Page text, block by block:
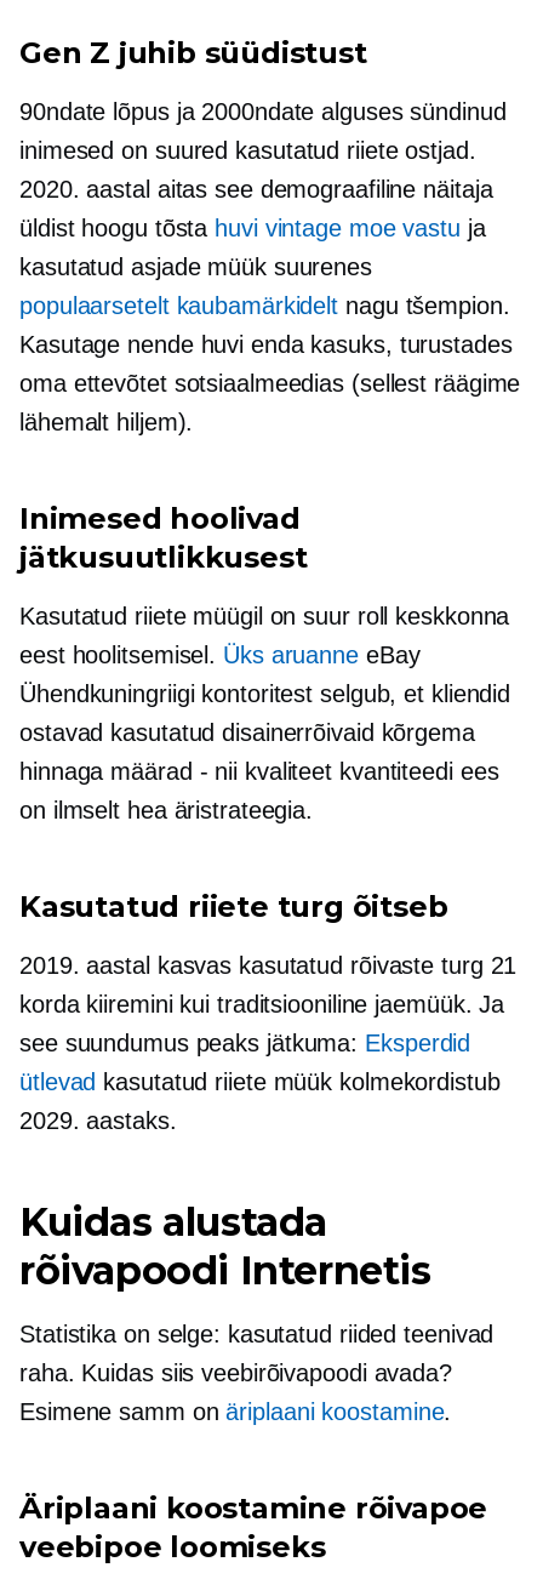
Gen Z juhib süüdistust
90ndate lõpus ja 2000ndate alguses sündinud
inimesed on suured kasutatud riiete ostjad.
2020. aastal aitas see demograafiline näitaja
üldist hoogu tõsta huvi vintage moe vastu ja
kasutatud asjade müük suurenes
populaarsetelt kaubamärkidelt nagu tšempion.
Kasutage nende huvi enda kasuks, turustades
oma ettevõtet sotsiaalmeedias (sellest räägime
lähemalt hiljem).
Inimesed hoolivad
jätkusuutlikkusest
Kasutatud riiete müügil on suur roll keskkonna
eest hoolitsemisel. Üks aruanneeBay
Ühendkuningriigi kontoritest selgub, et kliendid
ostavad kasutatud disainerrõivaid kõrgema
hinnaga määrad - nii kvaliteet kvantiteedi ees
on ilmselt hea äristrateegia.
Kasutatud riiete turg õitseb
2019. aastal kasvas kasutatud rõivaste turg 21
korda kiiremini kui traditsiooniline jaemüük. Ja
see suundumus peaks jätkuma: Eksperdid
ütlevad kasutatud riiete müük kolmekordistub
2029. aastaks.
Kuidas alustada
rõivapoodi Internetis
Statistika on selge: kasutatud riided teenivad
raha. Kuidas siis veebirõivapoodi avada?
Esimene samm onäriplaani koostamine.
Äriplaani koostamine rõivapoe
veebipoe loomiseks